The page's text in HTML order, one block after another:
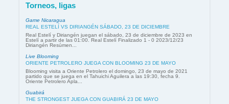
Torneos, ligas
Game Nicaragua
REAL ESTELÍ VS DIRIANGÉN SÁBADO, 23 DE DICIEMBRE
Real Estelí y Diriangén juegan el sábado, 23 de diciembre de 2023 en
Estelí a partir de las 01:00. Real Estelí Finalizado 1 - 0 2023/12/23
Diriangén Resúmen...
Live Blooming
ORIENTE PETROLERO JUEGA CON BLOOMING 23 DE MAYO
Blooming visita a Oriente Petrolero el domingo, 23 de mayo de 2021
partido que se juega en el Tahuichi Aguilera a las 19:30, fecha 9.
Oriente Petrolero Apla...
Guabirá
THE STRONGEST JUEGA CON GUABIRÁ 23 DE MAYO